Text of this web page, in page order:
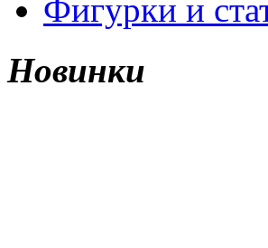
Фигурки и
Новинки